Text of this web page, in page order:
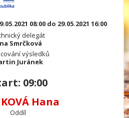
08:00 do 29.05.2021 16:00
delegát
Smrčková
výsledků
Juránek
09:00
Hana
Oddíl